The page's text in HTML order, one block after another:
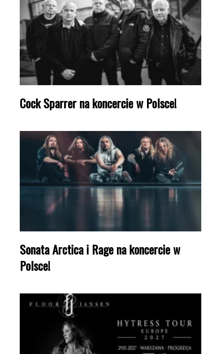
Cock Sparrer na koncercie w Polsce!
Sonata Arctica i Rage na koncercie w
Polsce!